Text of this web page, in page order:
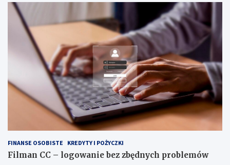
FINANSE OSOBISTE KREDYTY I POŻYCZKI
Filman CC – logowanie bez zbędnych problemów